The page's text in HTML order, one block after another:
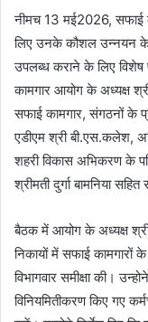
नीमच 13 मई2026, सफाई
लिए उनके कौशल उन्‍नयन के
उपलब्‍ध कराने के लिए विशेष
कामगार आयोग के अध्‍यक्ष
सफाई कामगार, संगठनों के
एडीएम श्री बी.एस.कलेश,
शहरी विकास अभिकरण के
श्रीमती दुर्गा बामनिया
बैठक में आयोग के अध्‍यक्ष श्री
निकायों में सफाई कामगारों
विभागवार समीक्षा की।
विनियमितीकरण किए गए